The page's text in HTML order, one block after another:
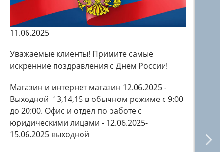
11.06.2025
Уважаемые клиенты! Примите самые
искренние поздравления с Днем России!
Магазин и интернет магазин 12.06.2025 -
Выходной 13,14,15 в обычном режиме с 9:00
до 20:00. Офис и отдел по работе с
юридическими лицами - 12.06.2025-
15.06.2025 выходной